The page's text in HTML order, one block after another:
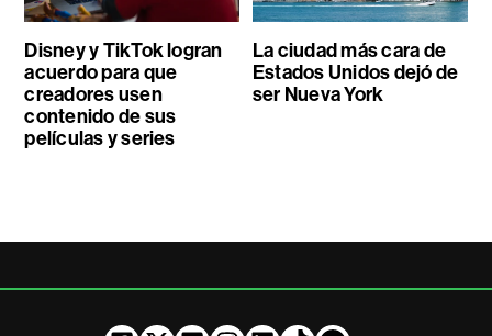
Disney y TikTok logran
acuerdo para que
creadores usen
contenido de sus
películas y series
La ciudad más cara de
Estados Unidos dejó de
ser Nueva York